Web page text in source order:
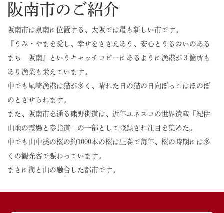
阪南市のご紹介
阪南市は泉南に位置する、大阪では最も新しい市です。
『うみ・やまを愛し、幸せをささえあう、安心とうるおいのある
まち 阪南』というキャッチコピーにあるように漁港が３箇所も
あり漁業も栄えています。
中でも尾崎漁港は猫が多く、晴れた日の猫の日向ぼっこはほのぼ
のとさせられます。
また、阪南市を通る熊野街道は、近年ユネスコの世界遺産「紀伊
山地の霊場と参詣道」の一部として登録され注目を集めた。
中でも山中渓の桜の約1000本の桜は圧巻で毎年、桜の時期には多
くの観光客で賑わっています。
まさに海と山の融合した都市です。